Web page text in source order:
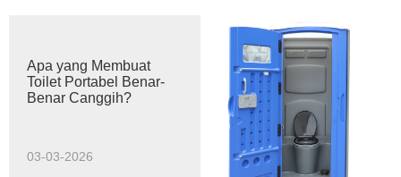
Apa yang Membuat
Toilet Portabel Benar-
Benar Canggih?
03-03-2026